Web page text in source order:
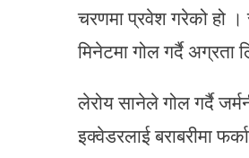
चरणमा प्रवेश गरेको हो ।
मिनेटमा गोल गर्दै अग्रता
लेरोय सानेले गोल गर्दै
इक्वेडरलाई बराबरीमा